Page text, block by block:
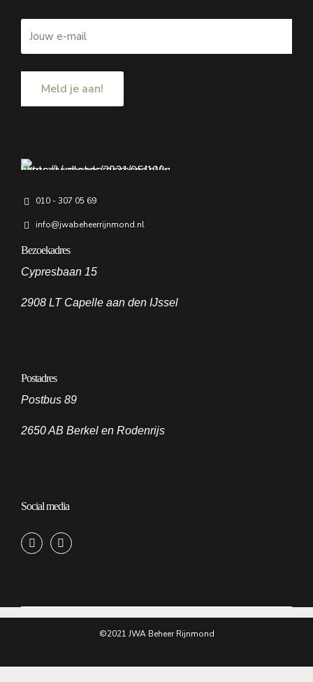
010 - 307 05 69
info@jwabeheerrijnmond.nl
Bezoekadres
Cypresbaan 15
2908 LT Capelle aan den IJssel
Postadres
Postbus 89
2650 AB Berkel en Rodenrijs
Social media
©2021 JWA Beheer Rijnmond